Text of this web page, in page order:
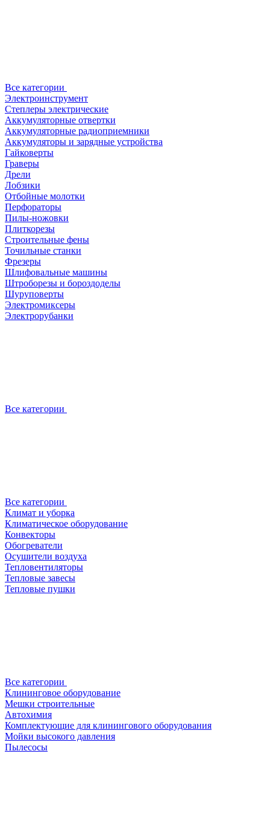
Все категории
Электроинструмент
Степлеры электрические
Аккумуляторные отвертки
Аккумуляторные радиоприемники
Аккумуляторы и зарядные устройства
Гайковерты
Граверы
Дрели
Лобзики
Отбойные молотки
Перфораторы
Пилы-ножовки
Плиткорезы
Строительные фены
Точильные станки
Фрезеры
Шлифовальные машины
Штроборезы и бороздоделы
Шуруповерты
Электромиксеры
Электрорубанки
Все категории
Все категории
Климат и уборка
Климатическое оборудование
Конвекторы
Обогреватели
Осушители воздуха
Тепловентиляторы
Тепловые завесы
Тепловые пушки
Все категории
Клининговое оборудование
Мешки строительные
Автохимия
Комплектующие для клинингового оборудования
Мойки высокого давления
Пылесосы